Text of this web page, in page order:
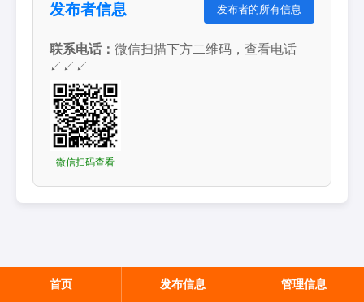
发布者信息 发布者的所有信息
联系电话： 微信扫描下方二维码，查看电话
↙↙↙
微信扫码查看
首页 发布信息 管理信息